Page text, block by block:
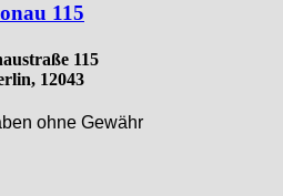
115
115
12043
ohne Gewähr